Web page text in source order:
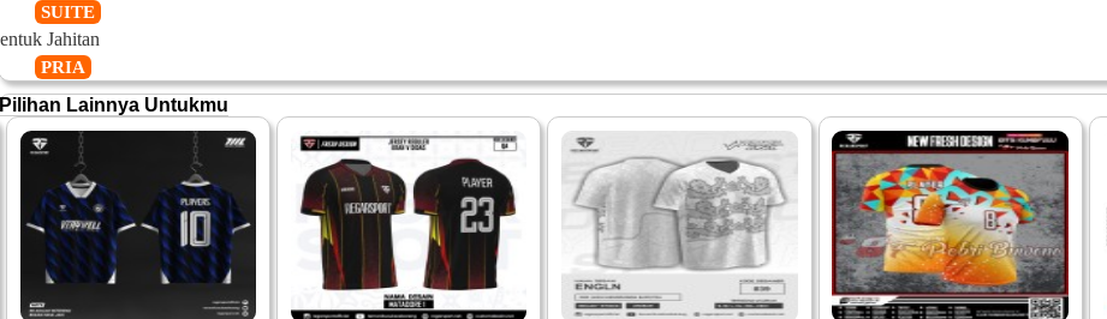
SUITE
Jahitan
PRIA
Pilihan Lainnya Untukmu